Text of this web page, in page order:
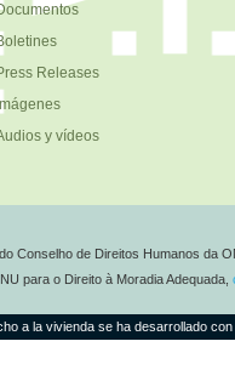
Releases
Imágenes
y vídeos
Conselho de Direitos Humanos da
para o Direito à Moradia Adequada,
a la vivienda se ha desarrollado